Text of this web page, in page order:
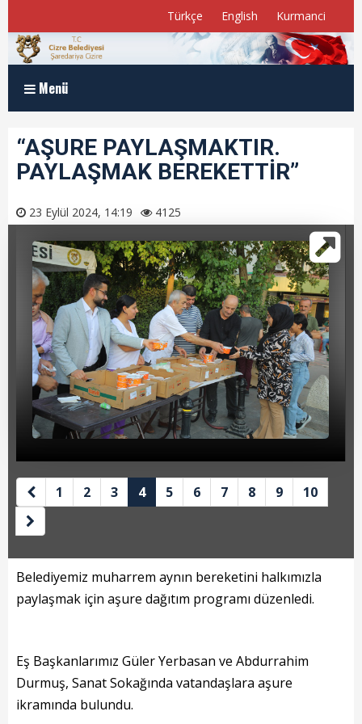
Türkçe English Kurmanci
Menü
Anasayfa
Kurumsal
Müdürlükler
Program ve Raporlar
Meclis Üyelerimiz
E-Belediye
Beyan Bilgileri
Borç Bilgileri
Tahakkuk Bilgileri
Online Ödeme
Sicil Kodu ile Tahsilat
Sicil Arama
Şikayet Bildirim Formu
Başkan
“AŞURE PAYLAŞMAKTIR.
PAYLAŞMAK BEREKETTİR”
23 Eylül 2024, 14:19 4125
1 2 3 4 5 6 7 8 9 10
Belediyemiz muharrem aynın bereketini halkımızla
paylaşmak için aşure dağıtım programı düzenledi.
Eş Başkanlarımız Güler Yerbasan ve Abdurrahim
Durmuş, Sanat Sokağında vatandaşlara aşure
ikramında bulundu.